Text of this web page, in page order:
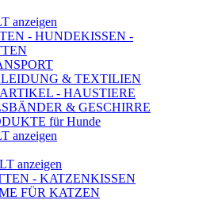
anzeigen
- HUNDEKISSEN -
& TEXTILIEN
- HAUSTIERE
& GESCHIRRE
für Hunde
anzeigen
anzeigen
- KATZENKISSEN
FÜR KATZEN